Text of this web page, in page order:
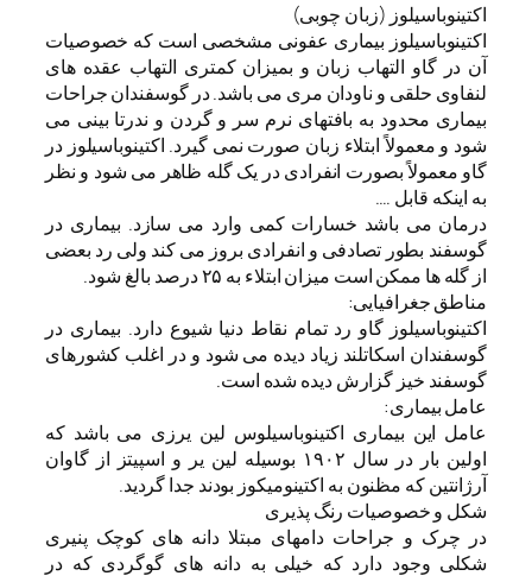
اکتینوباسیلوز (زبان چوبی)
اکتینوباسیلوز بیماری عفونی مشخصی است که خصوصیات
آن در گاو التهاب زبان و بمیزان کمتری التهاب عقده های
لنفاوی حلقی و ناودان مری می باشد. در گوسفندان جراحات
بیماری محدود به بافتهای نرم سر و گردن و ندرتا بینی می
شود و معمولاً ابتلاء زبان صورت نمی گیرد. اکتینوباسیلوز در
گاو معمولاً بصورت انفرادی در یک گله ظاهر می شود و نظر
به اینکه قابل ….
درمان می باشد خسارات کمی وارد می سازد. بیماری در
گوسفند بطور تصادفی و انفرادی بروز می کند ولی رد بعضی
از گله ها ممکن است میزان ابتلاء به ۲۵ درصد بالغ شود.
مناطق جغرافیایی:
اکتینوباسیلوز گاو رد تمام نقاط دنیا شیوع دارد. بیماری در
گوسفندان اسکاتلند زیاد دیده می شود و در اغلب کشورهای
گوسفند خیز گزارش دیده شده است.
عامل بیماری:
عامل این بیماری اکتینوباسیلوس لین یرزی می باشد که
اولین بار در سال ۱۹۰۲ بوسیله لین یر و اسپیتز از گاوان
آرژانتین که مظنون به اکتینومیکوز بودند جدا گردید.
شکل و خصوصیات رنگ پذیری
در چرک و جراحات دامهای مبتلا دانه های کوچک پنیری
شکلی وجود دارد که خیلی به دانه های گوگردی که در